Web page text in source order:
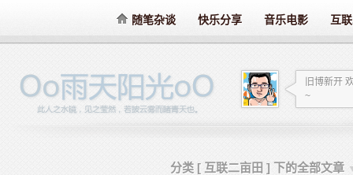
随笔杂谈 快乐分享 音乐电影 互
旧博新开
~
分类 [ 互联二亩田 ] 下的全部文章